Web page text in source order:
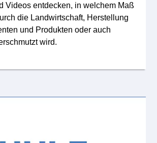
Videos entdecken, in welchem Maß
die Landwirtschaft, Herstellung
und Produkten oder auch
wird.